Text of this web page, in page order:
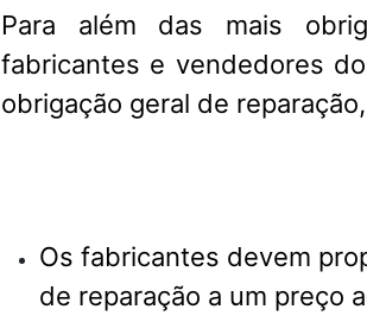
Para além das mais
fabricantes e vendedores
obrigação geral de
Os fabricantes devem
de reparação a um preço